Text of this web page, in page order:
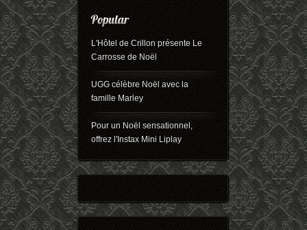
L'Hôtel de Crillon présente Le
Carrosse de Noël
UGG célèbre Noël avec la
famille Marley
Pour un Noël sensationnel,
offrez l'Instax Mini Liplay